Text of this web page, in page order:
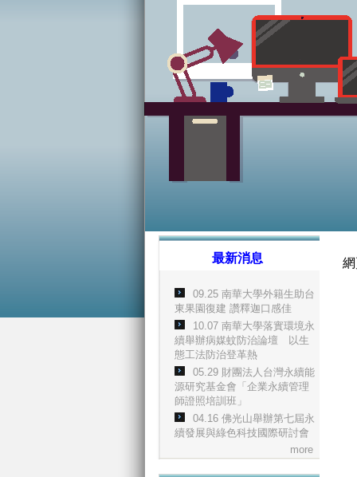
最新消息
09.25 南華大學外籍生助台
東果園復建 讚釋迦口感佳
10.07 南華大學落實環境永
續舉辦病媒蚊防治論壇 以生
態工法防治登革熱
05.29 財團法人台灣永續能
源研究基金會「企業永續管理
師證照培訓班」
04.16 佛光山舉辦第七屆永
續發展與綠色科技國際研討會
more